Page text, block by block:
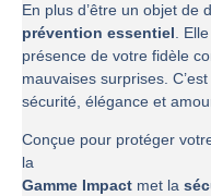
En plus d’être un objet de
prévention essentiel.
présence de votre fidèle
mauvaises surprises.
sécurité, élégance et
Conçue pour protéger
la
Gamme Impact met la